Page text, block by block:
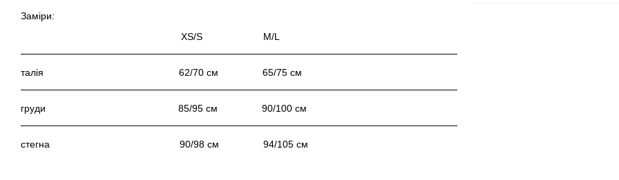
Заміри:
XS/S M/L
талія 62/70 см 65/75 см
груди 85/95 см 90/100 см
стегна 90/98 см 94/105 см